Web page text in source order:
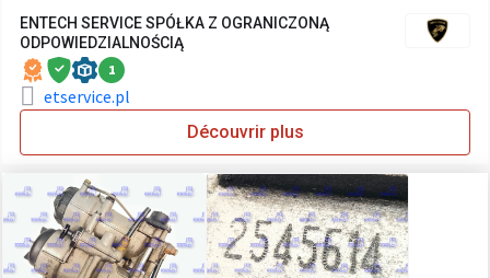
ENTECH SERVICE SPÓŁKA Z OGRANICZONĄ
ODPOWIEDZIALNOŚCIĄ
1
etservice.pl
Découvrir plus